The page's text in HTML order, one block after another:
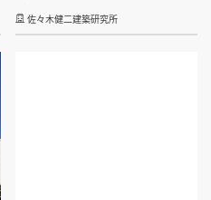
佐々木健二建築研究所